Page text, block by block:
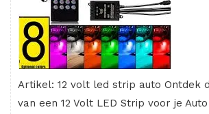
Artikel: 12 volt led strip auto Ontdek
van een 12 Volt LED Strip voor je